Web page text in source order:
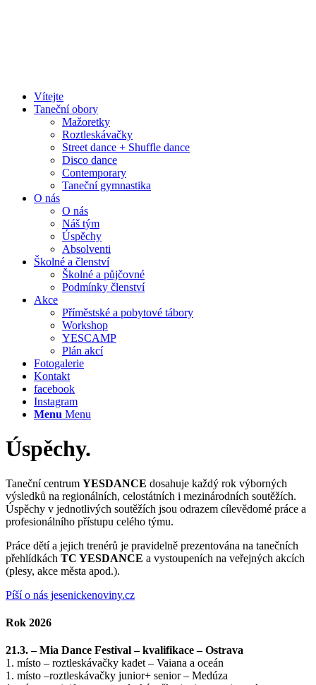
Vítejte
Taneční obory
Mažoretky
Roztleskávačky
Street dance + Shuffle dance
Disco dance
Contemporary
Taneční gymnastika
O nás
O nás
Náš tým
Úspěchy
Absolventi
Školné a členství
Školné a půjčovné
Podmínky členství
Akce
Příměstské a pobytové tábory
Workshop
YESCAMP
Plán akcí
Fotogalerie
Kontakt
facebook
Instagram
Menu Menu
Úspěchy.
Taneční centrum YESDANCE dosahuje každý rok výborných
výsledků na regionálních, celostátních i mezinárodních soutěžích.
Úspěchy v jednotlivých soutěžích jsou odrazem cílevědomé práce a
profesionálního přístupu celého týmu.
Práce dětí a jejich trenérů je pravidelně prezentována na tanečních
přehlídkách TC YESDANCE a vystoupeních na veřejných akcích
(plesy, akce města apod.).
Píší o nás jesenickenoviny.cz
Rok 2026
21.3. – Mia Dance Festival – kvalifikace – Ostrava
1. místo – roztleskávačky kadet – Vaiana a oceán
1. místo –roztleskávačky junior+ senior – Medúza